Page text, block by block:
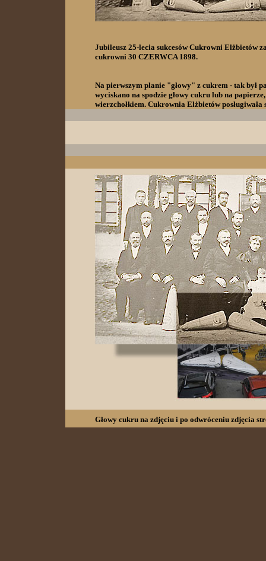
Jubileusz 25-lecia sukcesów Cukrowni Elżbietów
cukrowni 30 CZERWCA 1898.
Na pierwszym planie "głowy" z cukrem - tak był
wyciskano na spodzie głowy cukru lub na
wierzchołkiem. Cukrownia Elżbietów
Głowy cukru na zdjęciu i po odwróceniu zdjęcia